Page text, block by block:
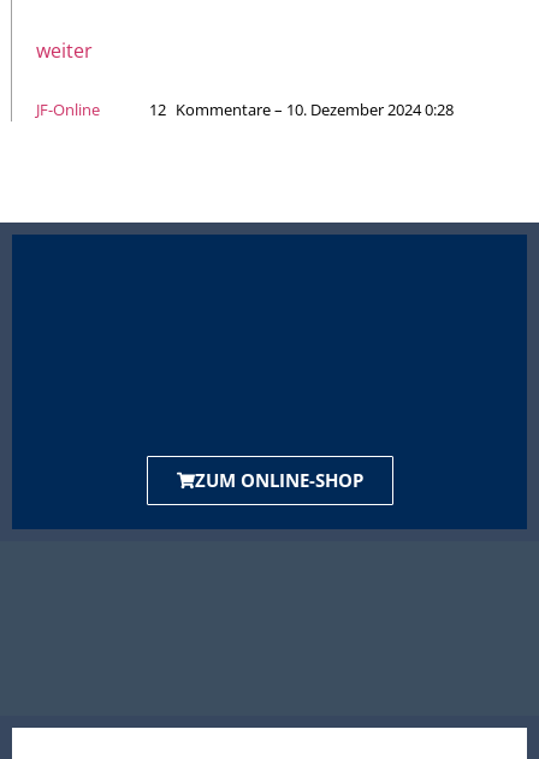
weiter
JF-Online 12 Kommentare – 10. Dezember 2024 0:28
ZUM ONLINE-SHOP